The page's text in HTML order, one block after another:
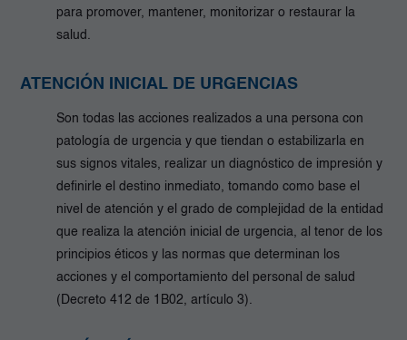
para promover, mantener, monitorizar o restaurar la
salud.
ATENCIÓN INICIAL DE URGENCIAS
Son todas las acciones realizados a una persona con
patología de urgencia y que tiendan o estabilizarla en
sus signos vitales, realizar un diagnóstico de impresión y
definirle el destino inmediato, tomando como base el
nivel de atención y el grado de complejidad de la entidad
que realiza la atención inicial de urgencia, al tenor de los
principios éticos y las normas que determinan los
acciones y el comportamiento del personal de salud
(Decreto 412 de 1B02, artículo 3).